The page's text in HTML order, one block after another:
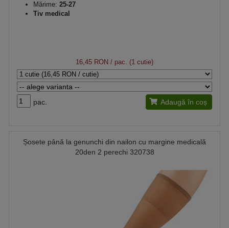
Mărime: 25-27
Tiv medical
16,45 RON / pac. (1 cutie)
pac. Adaugă în coș
Șosete până la genunchi din nailon cu margine medicală
20den 2 perechi 320738